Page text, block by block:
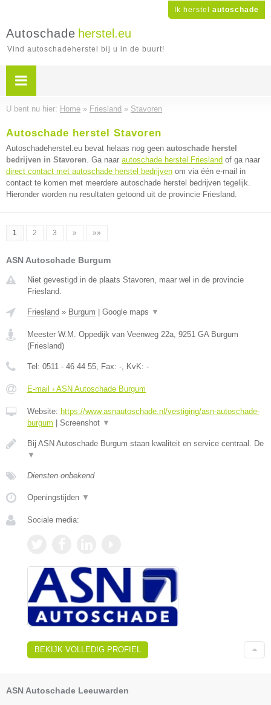
Ik herstel autoschade
Autoschade herstel.eu
Vind autoschadeherstel bij u in de buurt!
U bent nu hier: Home » Friesland » Stavoren
Autoschade herstel Stavoren
Autoschadeherstel.eu bevat helaas nog geen autoschade herstel
bedrijven in Stavoren. Ga naar autoschade herstel Friesland of ga naar
direct contact met autoschade herstel bedrijven om via één e-mail in
contact te komen met meerdere autoschade herstel bedrijven tegelijk.
Hieronder worden nu resultaten getoond uit de provincie Friesland.
1 2 3 » »»
ASN Autoschade Burgum
Niet gevestigd in de plaats Stavoren, maar wel in de provincie
Friesland.
Friesland » Burgum Google maps ▼
Meester W.M. Oppedijk van Veenweg 22a, 9251 GA Burgum
(Friesland)
Tel: 0511 - 46 44 55, Fax: -, KvK: -
E-mail › ASN Autoschade Burgum
Website: https://www.asnautoschade.nl/vestiging/asn-autoschade-
burgum
Screenshot ▼
Bij ASN Autoschade Burgum staan kwaliteit en service centraal. De
▼
Diensten onbekend
Openingstijden ▼
Sociale media:
BEKIJK VOLLEDIG PROFIEL
ASN Autoschade Leeuwarden